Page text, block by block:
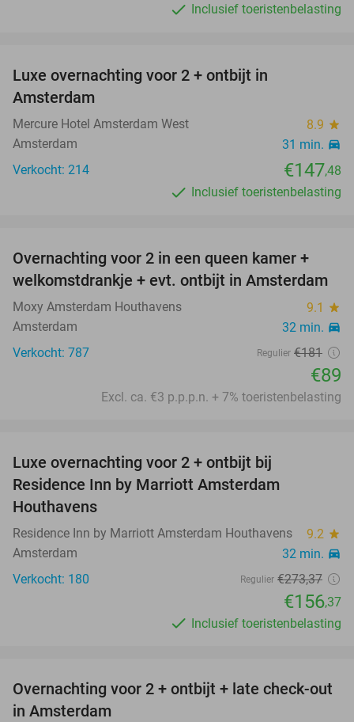
Inclusief toeristenbelasting
Luxe overnachting voor 2 + ontbijt in
Amsterdam
Mercure Hotel Amsterdam West 8.9 star
Amsterdam 31 min. directions_car
Verkocht: 214 €147,48
Inclusief toeristenbelasting
51%
Overnachting voor 2 in een queen kamer +
welkomstdrankje + evt. ontbijt in Amsterdam
Moxy Amsterdam Houthavens 9.1 star
Amsterdam 32 min. directions_car
Verkocht: 787 Regulier €181
€89
Excl. ca. €3 p.p.p.n. + 7% toeristenbelasting
Luxe overnachting voor 2 + ontbijt bij
Residence Inn by Marriott Amsterdam
Houthavens
Residence Inn by Marriott Amsterdam Houthavens 9.2 star
Amsterdam 32 min. directions_car
Verkocht: 180 Regulier €273,37
€156,37
Inclusief toeristenbelasting
41%
Overnachting voor 2 + ontbijt + late check-out
in Amsterdam